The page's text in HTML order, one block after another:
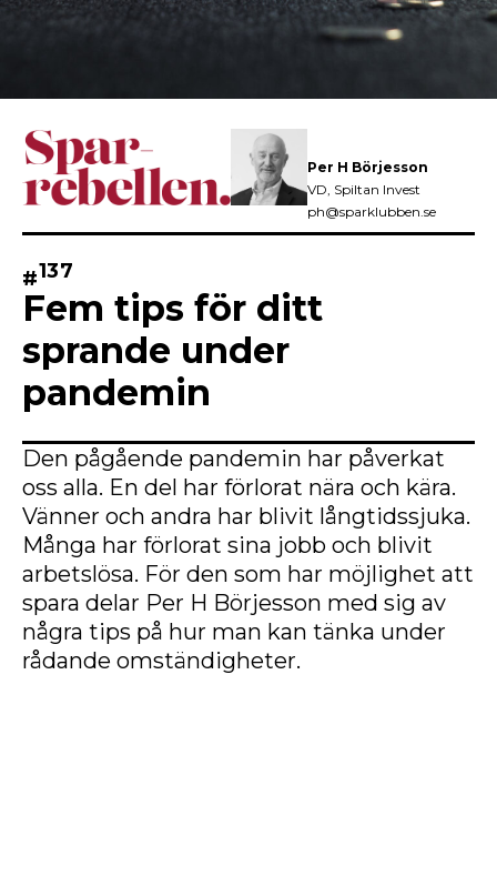
Per H Börjesson
VD, Spiltan Invest
ph@sparklubben.se
#137
Fem tips för ditt
sprande under
pandemin
Den pågående pandemin har påverkat
oss alla. En del har förlorat nära och kära.
Vänner och andra har blivit långtidssjuka.
Många har förlorat sina jobb och blivit
arbetslösa. För den som har möjlighet att
spara delar Per H Börjesson med sig av
några tips på hur man kan tänka under
rådande omständigheter.